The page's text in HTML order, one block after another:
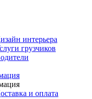
интерьера
грузчиков
и оплата